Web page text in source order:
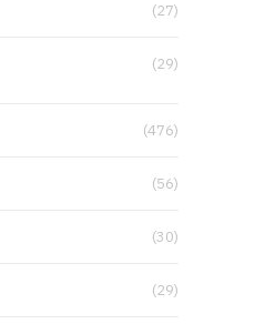
(27)
(29)
(476)
(56)
(30)
(29)